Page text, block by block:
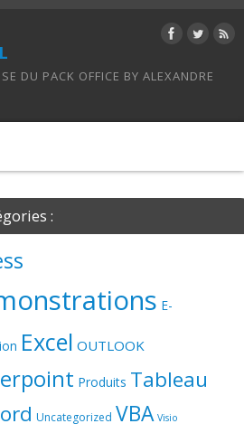
DU PACK OFFICE BY ALEXANDRE
:
E-
Excel OUTLOOK
Produits Tableau
Uncategorized VBA Visio